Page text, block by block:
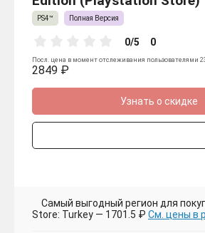
PS4™ Полная Версия
0/5 0
Посл. цена в момент отслеживания пользователями
2849 ₽
Узнать о скидке
Самый выгодный регион для
Store: Turkey — 1701.5 ₽ См. цены в